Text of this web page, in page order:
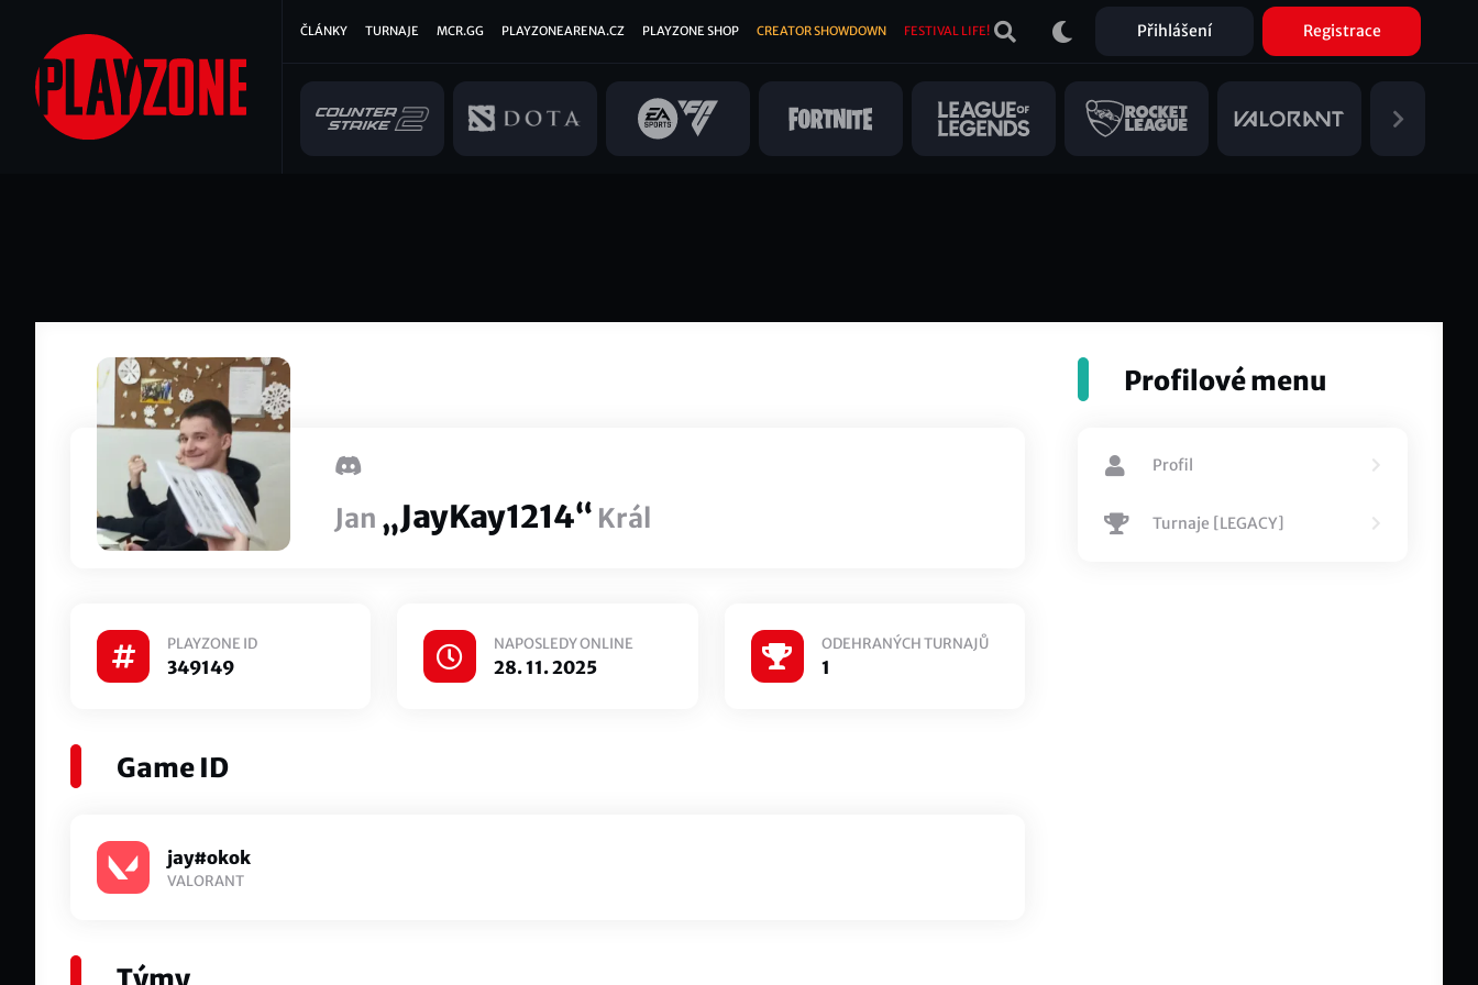
hlavnímu
obsahu
Přihlášení Registrace
Hlavní
ČLÁNKY TURNAJE MCR.GG PLAYZONEARENA.CZ PLAYZONE SHOP CREATOR SHOWDOWN FESTIVAL LIFE!
Jan „JayKay1214“ Král
PLAYZONE ID
349149
NAPOSLEDY ONLINE
28. 11. 2025
ODEHRANÝCH TURNAJŮ
1
Game ID
jay#okok
VALORANT
Profilové menu
Profil
Turnaje [LEGACY]